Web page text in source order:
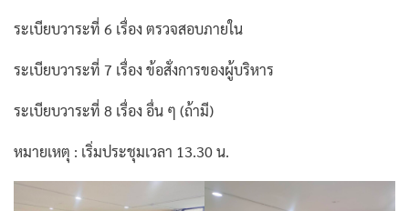
ระเบียบวาระที่ 6 เรื่อง ตรวจสอบภายใน
ระเบียบวาระที่ 7 เรื่อง ข้อสั่งการของผู้บริหาร
ระเบียบวาระที่ 8 เรื่อง อื่น ๆ (ถ้ามี)
หมายเหตุ : เริ่มประชุมเวลา 13.30 น.